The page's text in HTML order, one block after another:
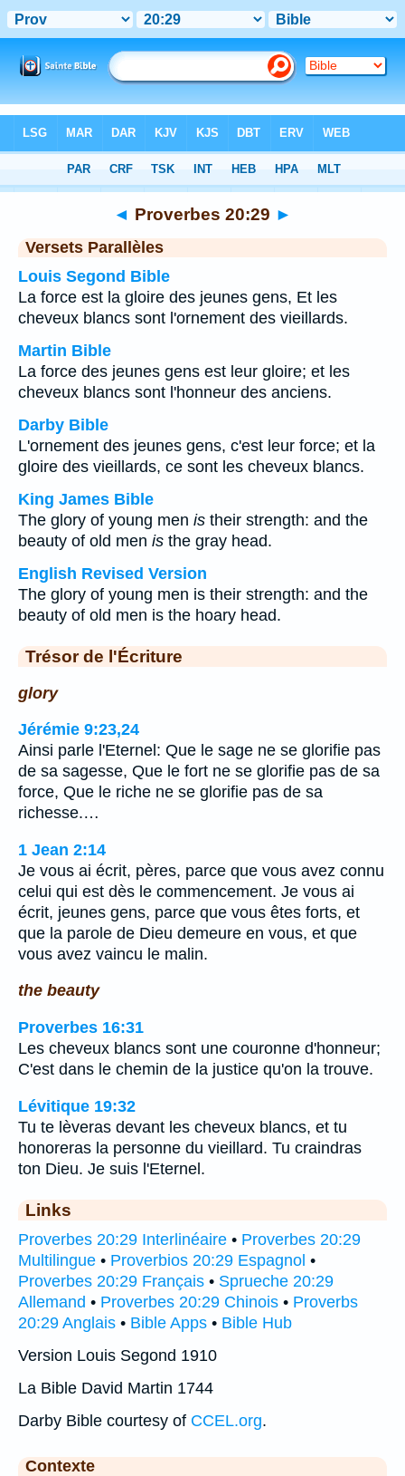
Chapitre 20 > Verset 29
◄ Proverbes 20:29 ►
Versets Parallèles
Louis Segond Bible
La force est la gloire des jeunes gens, Et les
cheveux blancs sont l'ornement des vieillards.
Martin Bible
La force des jeunes gens est leur gloire; et les
cheveux blancs sont l'honneur des anciens.
Darby Bible
L'ornement des jeunes gens, c'est leur force; et la
gloire des vieillards, ce sont les cheveux blancs.
King James Bible
The glory of young men is their strength: and the
beauty of old men is the gray head.
English Revised Version
The glory of young men is their strength: and the
beauty of old men is the hoary head.
Trésor de l'Écriture
glory
Jérémie 9:23,24
Ainsi parle l'Eternel: Que le sage ne se glorifie pas
de sa sagesse, Que le fort ne se glorifie pas de sa
force, Que le riche ne se glorifie pas de sa
richesse.…
1 Jean 2:14
Je vous ai écrit, pères, parce que vous avez connu
celui qui est dès le commencement. Je vous ai
écrit, jeunes gens, parce que vous êtes forts, et
que la parole de Dieu demeure en vous, et que
vous avez vaincu le malin.
the beauty
Proverbes 16:31
Les cheveux blancs sont une couronne d'honneur;
C'est dans le chemin de la justice qu'on la trouve.
Lévitique 19:32
Tu te lèveras devant les cheveux blancs, et tu
honoreras la personne du vieillard. Tu craindras
ton Dieu. Je suis l'Eternel.
Links
Proverbes 20:29 Interlinéaire • Proverbes 20:29
Multilingue • Proverbios 20:29 Espagnol •
Proverbes 20:29 Français • Sprueche 20:29
Allemand • Proverbes 20:29 Chinois • Proverbs
20:29 Anglais • Bible Apps • Bible Hub
Version Louis Segond 1910
La Bible David Martin 1744
Darby Bible courtesy of CCEL.org.
Contexte